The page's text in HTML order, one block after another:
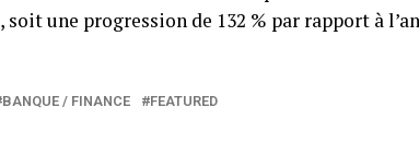
une progression de 132 % par rapport à
BANQUE / FINANCE FEATURED